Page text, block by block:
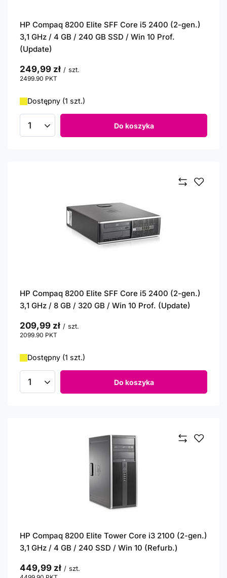
HP Compaq 8200 Elite SFF Core i5 2400 (2-gen.)
3,1 GHz / 4 GB / 240 GB SSD / Win 10 Prof.
(Update)
249,99 zł / szt.
2499.90 PKT
Dostępny (1 szt.)
Ilość produktów Do koszyka
HP Compaq 8200 Elite SFF Core i5 2400 (2-gen.)
3,1 GHz / 8 GB / 320 GB / Win 10 Prof. (Update)
209,99 zł / szt.
2099.90 PKT
Dostępny (1 szt.)
Ilość produktów Do koszyka
HP Compaq 8200 Elite Tower Core i3 2100 (2-gen.)
3,1 GHz / 4 GB / 240 SSD / Win 10 (Refurb.)
449,99 zł / szt.